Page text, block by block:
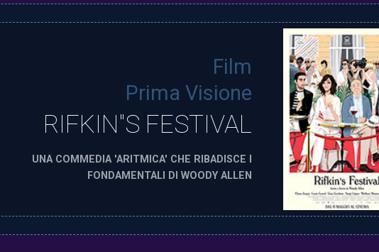
Film
Prima Visione
RIFKIN"S FESTIVAL
UNA COMMEDIA 'ARITMICA' CHE RIBADISCE I
FONDAMENTALI DI WOODY ALLEN